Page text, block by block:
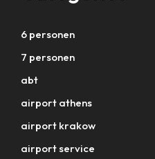
6 personen
7 personen
abt
airport athens
airport krakow
airport service